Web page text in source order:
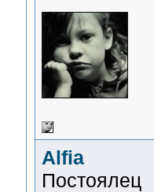
Alfia
Постоялец